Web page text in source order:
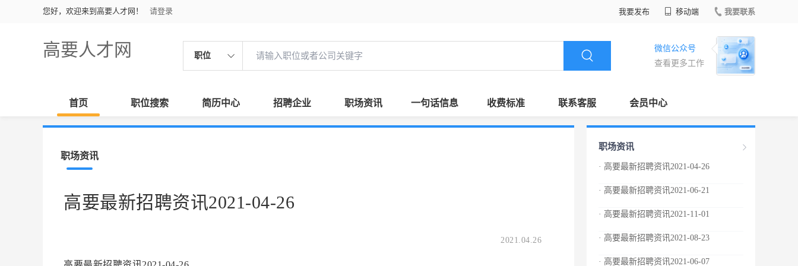
您好，欢迎来到高要人才网！ 请登录 我要发布 移动端 我要联系
高要人才网 职位
微信公众号
查看更多工作
首页 职位搜索 简历中心 招聘企业 职场资讯 一句话信息 收费标准 联系客服 会员中心
职场资讯
高要最新招聘资讯2021-04-26
2021.04.26
职场资讯
· 高要最新招聘资讯2021-04-26
· 高要最新招聘资讯2021-06-21
· 高要最新招聘资讯2021-11-01
· 高要最新招聘资讯2021-08-23
· 高要最新招聘资讯2021-06-07